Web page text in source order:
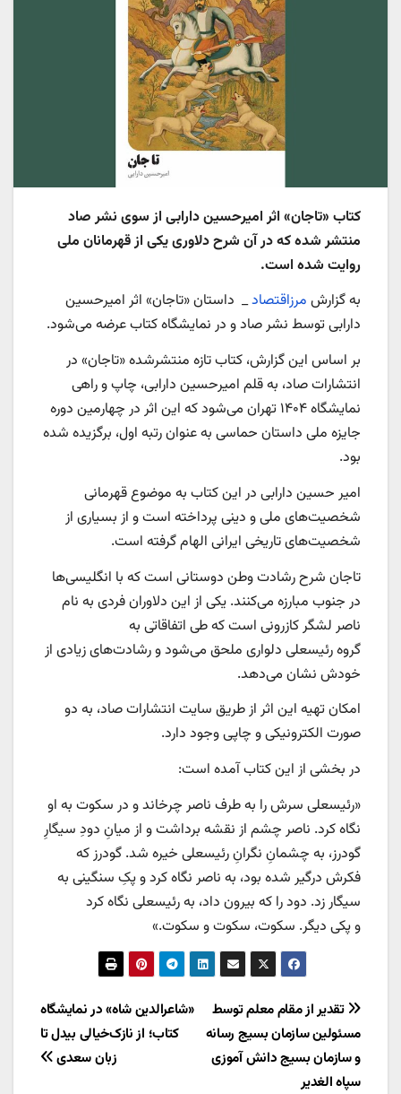
کتاب «تاجان» اثر امیرحسین دارابی از سوی نشر صاد
منتشر شده که در آن شرح دلاوری یکی از قهرمانان ملی
روایت شده است.
به گزارش مرزاقتصاد_ داستان «تاجان» اثر امیرحسین
دارابی توسط نشر صاد و در نمایشگاه کتاب عرضه می‌شود.
بر اساس این گزارش، کتاب تازه منتشرشده «تاجان» در
انتشارات صاد، به قلم امیرحسین دارابی، چاپ و راهی
نمایشگاه ۱۴۰۴ تهران می‌شود که این اثر در چهارمین دوره
جایزه ملی داستان حماسی به عنوان رتبه اول، برگزیده شده
بود.
امیر حسین دارابی در این کتاب به موضوع قهرمانی
شخصیت‌های ملی و دینی پرداخته است و از بسیاری از
شخصیت‌های تاریخی ایرانی الهام گرفته است.
تاجان شرح رشادت وطن دوستانی است که با انگلیسی‌ها
در جنوب مبارزه می‌کنند. یکی از این دلاوران فردی به نام
ناصر لشگر کازرونی است که طی اتفاقاتی به
گروه رئیسعلی دلواری ملحق می‌شود و رشادت‌های زیادی از
خودش نشان می‌دهد.
امکان تهیه این اثر از طریق سایت انتشارات صاد، به دو
صورت الکترونیکی و چاپی وجود دارد.
در بخشی از این کتاب آمده است:
«‌رئیسعلی سرش را به طرف ناصر چرخاند و در سکوت به او
نگاه کرد. ناصر چشم از نقشه برداشت و از میانِ دودِ سیگارِ
گودرز، به چشمانِ نگرانِ رئیسعلی خیره شد. گودرز که
فکرش درگیر شده بود، به ناصر نگاه کرد و پکِ سنگینی به
سیگار زد. دود را که بیرون داد، به رئیسعلی نگاه کرد
و پکی دیگر. سکوت، سکوت و سکوت.»
راهبری
نوشته
«شاعرالدین شاه» در نمایشگاه
کتاب؛ از نازک‌خیالی بیدل تا
زبان سعدی
تقدیر از مقام معلم توسط
مسئولین سازمان بسیج رسانه
و سازمان بسیج دانش آموزی
سپاه الغدیر